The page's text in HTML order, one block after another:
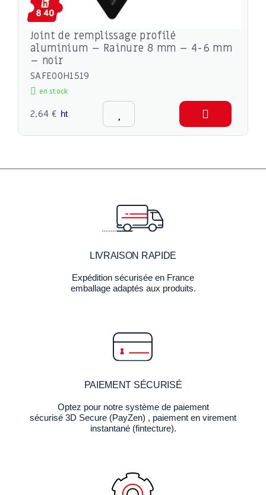
Joint de remplissage profilé
aluminium – Rainure 8 mm – 4-6 mm
– noir
SAFE00H1519
en stock
2,64 € ht
LIVRAISON RAPIDE
Expédition sécurisée en France
emballage adaptés aux produits.
PAIEMENT SÉCURISÉ
Optez pour notre système de paiement
sécurisé 3D Secure (PayZen) , paiement en virement
instantané (fintecture).